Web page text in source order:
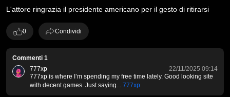
L'attore ringrazia il presidente americano per il gesto di ritirarsi
0 Condividi
Commenti 1
777xp
22/11/2025 09:14
777xp is where I’m spending my free time lately. Good looking site
with decent games. Just saying... 777xp